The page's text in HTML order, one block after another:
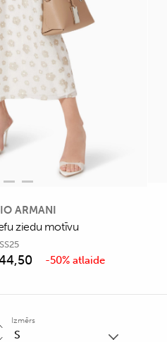
ARMANI
ziedu motīvu
SS25
-50% atlaide
Izmērs